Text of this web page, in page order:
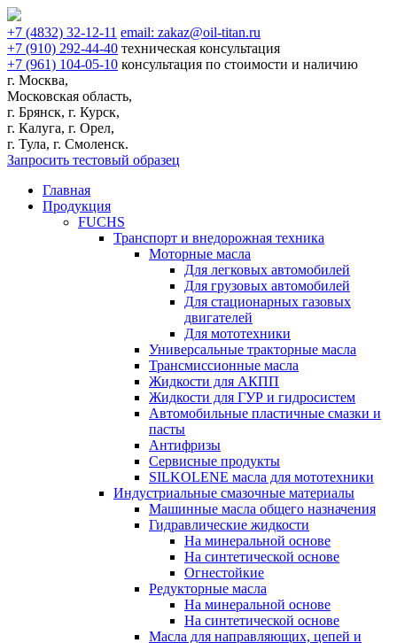
+7 (4832) 32-12-11 email: zakaz@oil-titan.ru
+7 (910) 292-44-40 техническая консультация
+7 (961) 104-05-10 консультация по стоимости и наличию
г. Москва,
Московская область,
г. Брянск, г. Курск,
г. Калуга, г. Орел,
г. Тула, г. Смоленск.
Запросить тестовый образец
Главная
Продукция
FUCHS
Транспорт и внедорожная техника
Моторные масла
Для легковых автомобилей
Для грузовых автомобилей
Для стационарных газовых
двигателей
Для мототехники
Универсальные тракторные масла
Трансмиссионные масла
Жидкости для АКПП
Жидкости для ГУР и гидросистем
Автомобильные пластичные смазки и
пасты
Антифризы
Сервисные продукты
SILKOLENE масла для мототехники
Индустриальные смазочные материалы
Машинные масла общего назначения
Гидравлические жидкости
На минеральной основе
На синтетической основе
Огнестойкие
Редукторные масла
На минеральной основе
На синтетической основе
Масла для направляющих, цепей и